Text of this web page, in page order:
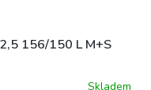
156/150 L M+S
Skladem